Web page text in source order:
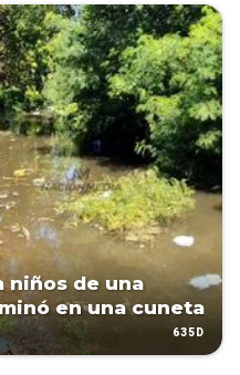
niños de una
en una cuneta
635D